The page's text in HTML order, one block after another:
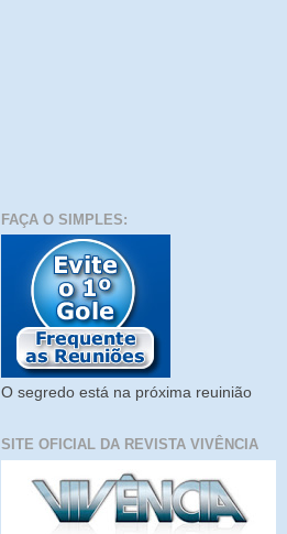
FAÇA O SIMPLES:
O segredo está na próxima reuinião
SITE OFICIAL DA REVISTA VIVÊNCIA